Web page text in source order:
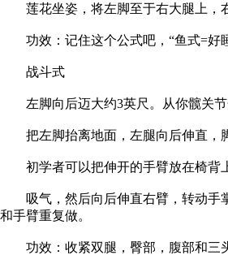
莲花坐姿，将左脚至于右大腿上，右
功效：记住这个公式吧，“鱼式=好睡
战斗式
左脚向后迈大约3英尺。从你髋关节
把左脚抬离地面，左腿向后伸直，脚
初学者可以把伸开的手臂放在椅背上
吸气，然后向后伸直右臂，转动手掌
和手臂重复做。
功效：收紧双腿，臀部，腹部和三